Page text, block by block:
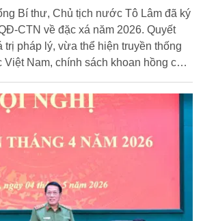
Bí thư, Chủ tịch nước Tô Lâm đã ký
CTN về đặc xá năm 2026. Quyết
trị pháp lý, vừa thể hiện truyền thống
Việt Nam, chính sách khoan hồng của
khuyến khích người bị kết án đang
ăn năn hối cải, tích cực học tập, lao
luyện trở thành người có ích cho gia